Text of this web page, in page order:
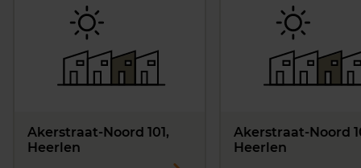
Akerstraat-Noord 101,
Heerlen
Akerstraat-Noord
Heerlen